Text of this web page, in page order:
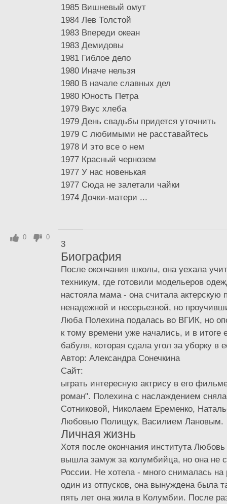
1985 Вишневый омут
1984 Лев Толстой
1983 Впереди океан
1983 Демидовы
1981 Гиблое дело
1980 Иначе нельзя
1980 В начале славных дел
1980 Юность Петра
1979 Вкус хлеба
1979 День свадьбы придется уточнить
1979 С любимыми не расставайтесь
1978 И это все о нем
1977 Красный чернозем
1977 У нас новенькая
1977 Сюда не залетали чайки
1974 Дочки-матери ...
3
Биография
После окончания школы, она уехала
техникум, где готовили модельеров
настояла мама - она считала актерскую
ненадежной и несерьезной, но
Люба Полехина подалась во ВГИК, но
к тому времени уже начались, и в итоге
бабуля, которая сдала угол за уборку в
Автор: Александра Сонечкина
Сайт:
ыграть интересную актрису в его
роман". Полехина с наслаждением
Сотниковой, Николаем Еременко,
Любовью Полищук, Василием Лановым.
Личная жизнь
Хотя после окончания института
вышла замуж за колумбийца, но она не
России. Не хотела - много снималась на
один из отпусков, она вынуждена была
пять лет она жила в Колумбии. После
0 0